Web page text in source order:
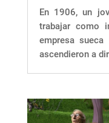
En 1906, un
trabajar como
empresa
ascendieron a